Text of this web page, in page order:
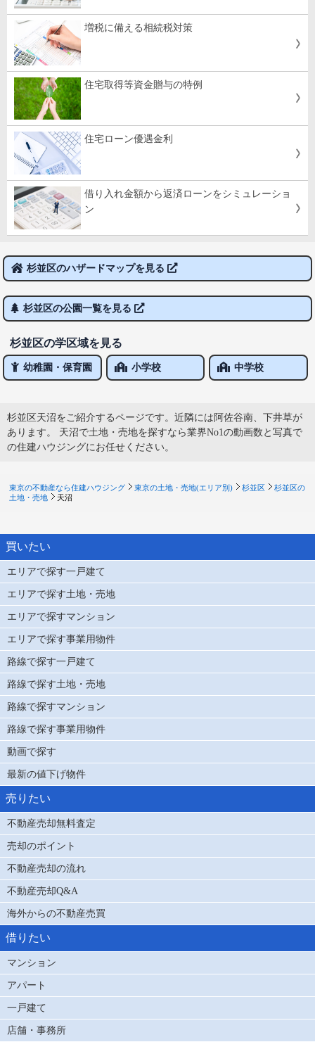
増税に備える相続税対策
住宅取得等資金贈与の特例
住宅ローン優遇金利
借り入れ金額から返済ローンをシミュレーショ
ン
杉並区のハザードマップを見る
杉並区の公園一覧を見る
杉並区の学区域を見る
幼稚園・保育園 小学校 中学校
杉並区天沼をご紹介するページです。近隣には阿佐谷南、下井草が
あります。 天沼で土地・売地を探すなら業界No1の動画数と写真で
の住建ハウジングにお任せください。
東京の不動産なら住建ハウジング 東京の土地・売地(エリア別) 杉並区
杉並区の
土地・売地
天沼
買いたい
エリアで探す一戸建て
エリアで探す土地・売地
エリアで探すマンション
エリアで探す事業用物件
路線で探す一戸建て
路線で探す土地・売地
路線で探すマンション
路線で探す事業用物件
動画で探す
最新の値下げ物件
売りたい
不動産売却無料査定
売却のポイント
不動産売却の流れ
不動産売却Q&A
海外からの不動産売買
借りたい
マンション
アパート
一戸建て
店舗・事務所